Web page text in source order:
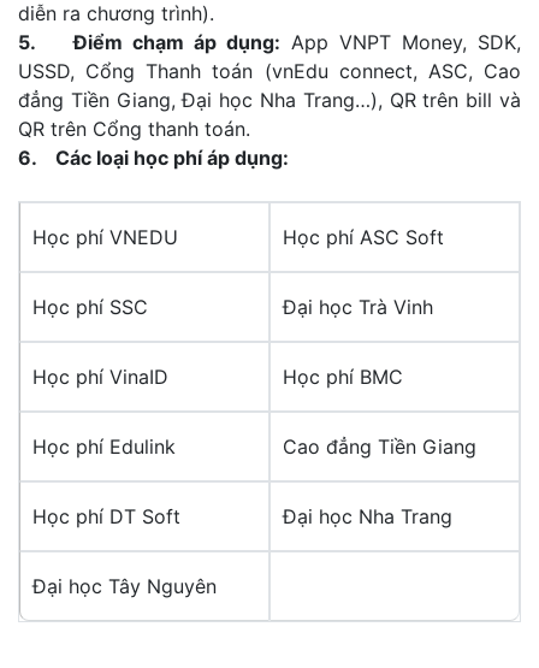
diễn ra chương trình).
5. Điểm chạm áp dụng: App VNPT Money, SDK,
USSD, Cổng Thanh toán (vnEdu connect, ASC, Cao
đẳng Tiền Giang, Đại học Nha Trang…), QR trên bill và
QR trên Cổng thanh toán.
6. Các loại học phí áp dụng:
Học phí VNEDU Học phí ASC Soft
Học phí SSC Đại học Trà Vinh
Học phí VinaID Học phí BMC
Học phí Edulink Cao đẳng Tiền Giang
Học phí DT Soft Đại học Nha Trang
Đại học Tây Nguyên